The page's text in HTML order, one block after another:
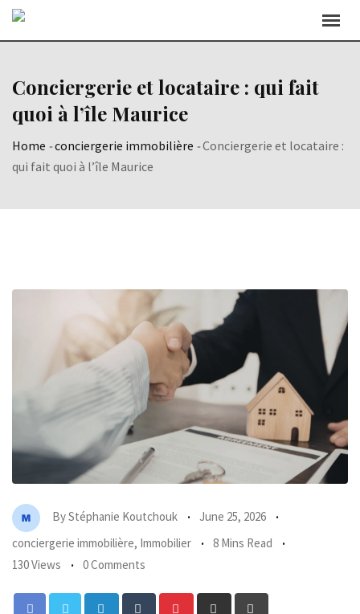
Skip
Conciergerie et locataire : qui fait
quoi à l’île Maurice
Home -conciergerie immobilière -Conciergerie et locataire :
qui fait quoi à l’île Maurice
ByStéphanie Koutchouk
June 25, 2026
conciergerie immobilière, Immobilier
8 Mins Read
130 Views
0 Comments
LinkedIn Tumblr PinterestShare